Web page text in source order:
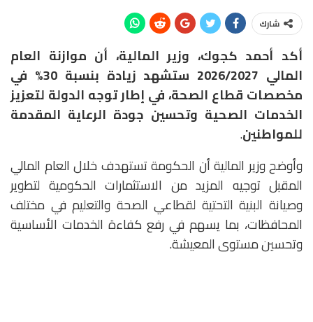
شارك
أكد أحمد كجوك، وزير المالية، أن موازنة العام
المالي 2026/2027 ستشهد زيادة بنسبة 30% في
مخصصات قطاع الصحة، في إطار توجه الدولة لتعزيز
الخدمات الصحية وتحسين جودة الرعاية المقدمة
للمواطنين.
وأوضح وزير المالية أن الحكومة تستهدف خلال العام المالي
المقبل توجيه المزيد من الاستثمارات الحكومية لتطوير
وصيانة البنية التحتية لقطاعي الصحة والتعليم في مختلف
المحافظات، بما يسهم في رفع كفاءة الخدمات الأساسية
وتحسين مستوى المعيشة.